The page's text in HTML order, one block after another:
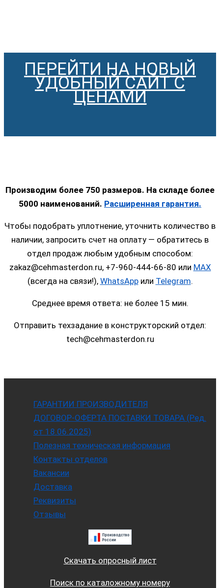
ПЕРЕЙТИ НА НОВЫЙ
УДОБНЫЙ САЙТ С
ЦЕНАМИ
Производим более 750 размеров. На складе более
5000 наименований. Расширенная гарантия.
Чтобы подобрать уплотнение, уточнить количество в
наличии, запросить счет на оплату — обратитесь в
отдел продаж любым удобным способом:
zakaz@cehmasterdon.ru, +7-960-444-66-80 или MAX
(всегда на связи!), WhatsAppили Telegram.
Среднее время ответа: не более 15 мин.
Отправить техзадание в конструкторский отдел:
tech@cehmasterdon.ru
ГАРАНТИИ ПРОИЗВОДИТЕЛЯ
ДОГОВОР-ОФЕРТА ПОСТАВКИ ТОВАРА (Ред.
от 18.06.2025)
Полезная техническая информация
Контакты отделов
Вакансии
Доставка
Реквизиты
Отзывы
Скачать опросный лист
Поиск по каталожному номеру